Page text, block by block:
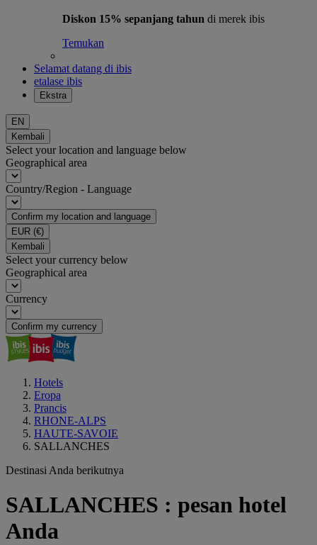
Diskon 15% sepanjang tahun di merek ibis
Temukan
Selamat datang di ibis
etalase ibis
Ekstra
EN
Kembali
Select your location and language below
Geographical area
Country/Region - Language
Confirm my location and language
EUR (€)
Kembali
Select your currency below
Geographical area
Currency
Confirm my currency
Hotels
Eropa
Prancis
RHONE-ALPS
HAUTE-SAVOIE
SALLANCHES
Destinasi Anda berikutnya
SALLANCHES : pesan hotel
Anda